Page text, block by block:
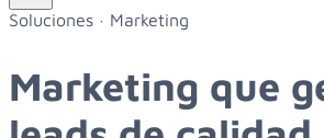
Soluciones · Marketing
Marketing que